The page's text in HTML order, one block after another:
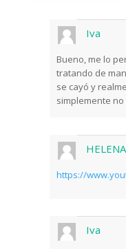
Iva
Bueno, me lo
tratando de
se cayó y
simplemente
HELENA
https://
Iva